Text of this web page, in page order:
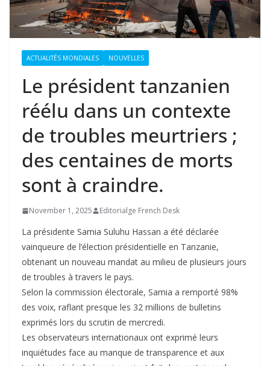
ACTUALITÉS MONDIALES NOUVELLES
Le président tanzanien
réélu dans un contexte
de troubles meurtriers ;
des centaines de morts
sont à craindre.
November 1, 2025 Editorialge French Desk
La présidente Samia Suluhu Hassan a été déclarée
vainqueure de l’élection présidentielle en Tanzanie,
obtenant un nouveau mandat au milieu de plusieurs jours
de troubles à travers le pays.
Selon la commission électorale, Samia a remporté 98%
des voix, raflant presque les 32 millions de bulletins
exprimés lors du scrutin de mercredi.
Les observateurs internationaux ont exprimé leurs
inquiétudes face au manque de transparence et aux